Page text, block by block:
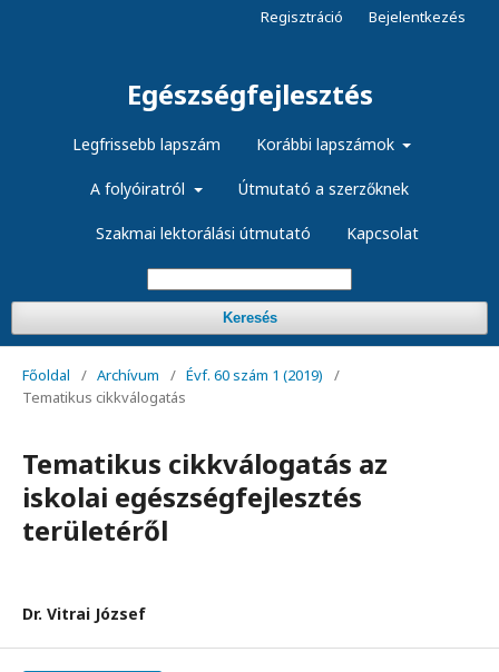
Egészségfejlesztés
Legfrissebb lapszám Korábbi lapszámok
A folyóiratról Útmutató a szerzőknek
Szakmai lektorálási útmutató Kapcsolat
Keresés
Regisztráció Bejelentkezés
Főoldal / Archívum / Évf. 60 szám 1 (2019)
/
Tematikus cikkválogatás
Tematikus cikkválogatás az
iskolai egészségfejlesztés
területéről
Dr. Vitrai József